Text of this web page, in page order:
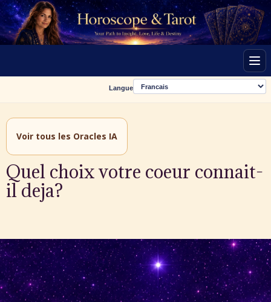
Langue
Voir tous les Oracles IA
Quel choix votre coeur connait-
il deja?